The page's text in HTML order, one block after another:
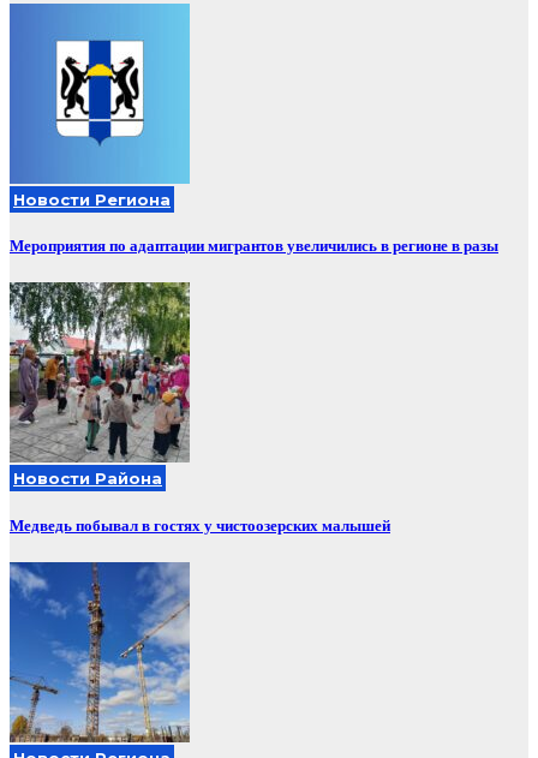
Новости Региона
Мероприятия по адаптации мигрантов увеличились в регионе в разы
Новости Района
Медведь побывал в гостях у чистоозерских малышей